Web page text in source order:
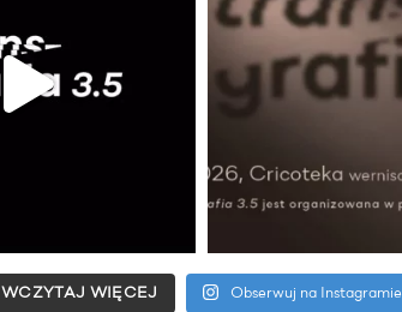
WCZYTAJ WIĘCEJ Obserwuj na Instagramie